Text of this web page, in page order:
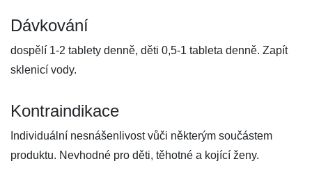
Dávkování
dospělí 1-2 tablety denně, děti 0,5-1 tableta denně. Zapít
sklenicí vody.
Kontraindikace
Individuální nesnášenlivost vůči některým součástem
produktu. Nevhodné pro děti, těhotné a kojící ženy.